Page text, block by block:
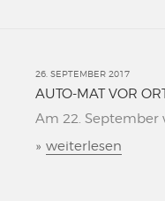
26. SEPTEMBER 2017
AUTO-MAT VOR
Am 22. September
» weiterlesen